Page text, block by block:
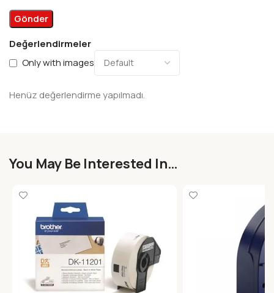
Değerlendirmeler
Only with images
Henüz değerlendirme yapılmadı.
You May Be Interested In…